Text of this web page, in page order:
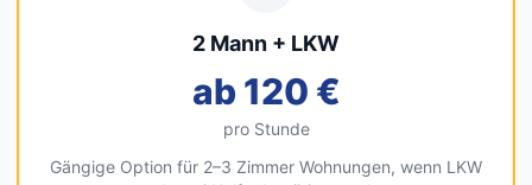
2 Mann + LKW
ab 120 €
pro Stunde
Gängige Option für 2–3 Zimmer Wohnungen, wenn LKW